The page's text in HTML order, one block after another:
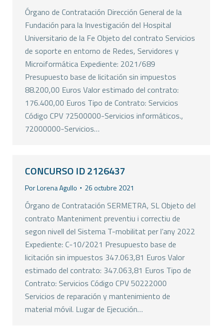
Órgano de Contratación Dirección General de la
Fundación para la Investigación del Hospital
Universitario de la Fe Objeto del contrato Servicios
de soporte en entorno de Redes, Servidores y
Microiformática Expediente: 2021/689
Presupuesto base de licitación sin impuestos
88.200,00 Euros Valor estimado del contrato:
176.400,00 Euros Tipo de Contrato: Servicios
Código CPV 72500000-Servicios informáticos.,
72000000-Servicios…
CONCURSO ID 2126437
PorLorena Agullo 26 octubre 2021
Órgano de Contratación SERMETRA, SL Objeto del
contrato Manteniment preventiu i correctiu de
segon nivell del Sistema T-mobilitat per l’any 2022
Expediente: C-10/2021 Presupuesto base de
licitación sin impuestos 347.063,81 Euros Valor
estimado del contrato: 347.063,81 Euros Tipo de
Contrato: Servicios Código CPV 50222000
Servicios de reparación y mantenimiento de
material móvil. Lugar de Ejecución…